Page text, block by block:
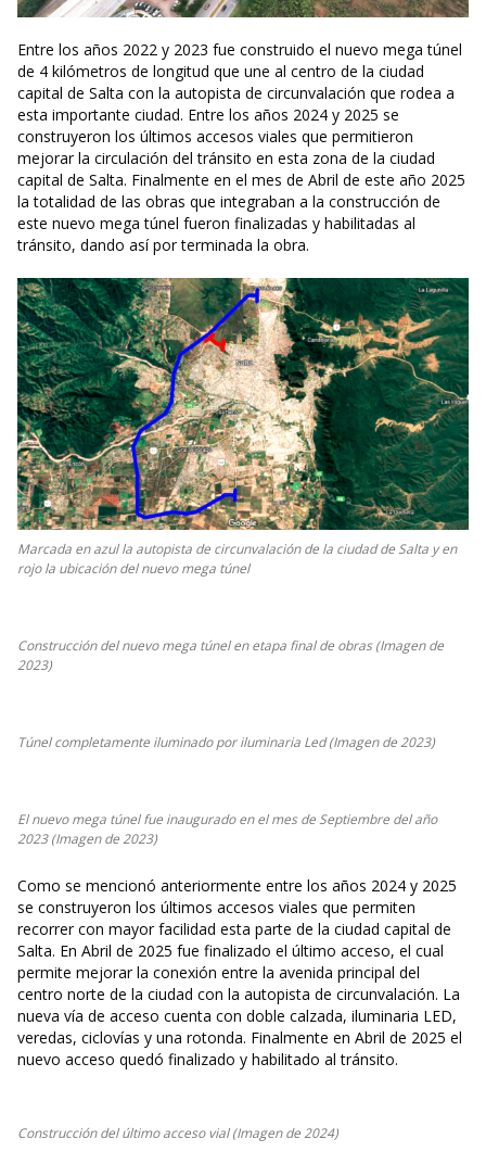
Entre los años 2022 y 2023 fue construido el nuevo mega túnel
de 4 kilómetros de longitud que une al centro de la ciudad
capital de Salta con la autopista de circunvalación que rodea a
esta importante ciudad. Entre los años 2024 y 2025 se
construyeron los últimos accesos viales que permitieron
mejorar la circulación del tránsito en esta zona de la ciudad
capital de Salta. Finalmente en el mes de Abril de este año 2025
la totalidad de las obras que integraban a la construcción de
este nuevo mega túnel fueron finalizadas y habilitadas al
tránsito, dando así por terminada la obra.
Marcada en azul la autopista de circunvalación de la ciudad de Salta y en
rojo la ubicación del nuevo mega túnel
Construcción del nuevo mega túnel en etapa final de obras (Imagen de
2023)
Túnel completamente iluminado por iluminaria Led (Imagen de 2023)
El nuevo mega túnel fue inaugurado en el mes de Septiembre del año
2023 (Imagen de 2023)
Como se mencionó anteriormente entre los años 2024 y 2025
se construyeron los últimos accesos viales que permiten
recorrer con mayor facilidad esta parte de la ciudad capital de
Salta. En Abril de 2025 fue finalizado el último acceso, el cual
permite mejorar la conexión entre la avenida principal del
centro norte de la ciudad con la autopista de circunvalación. La
nueva vía de acceso cuenta con doble calzada, iluminaria LED,
veredas, ciclovías y una rotonda. Finalmente en Abril de 2025 el
nuevo acceso quedó finalizado y habilitado al tránsito.
Construcción del último acceso vial (Imagen de 2024)